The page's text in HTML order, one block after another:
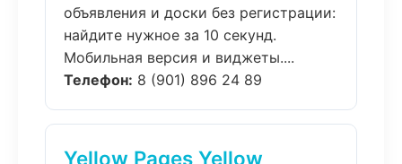
объявления и доски без регистрации:
найдите нужное за 10 секунд.
Мобильная версия и виджеты....
Телефон: 8 (901) 896 24 89
Yellow Pages Yellow